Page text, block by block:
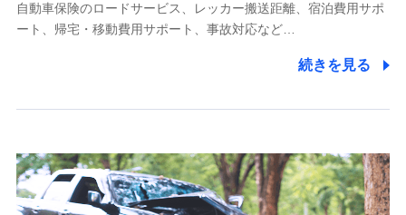
11.マイカー通勤管理クラウド並びに法人向けASPサー
をお送りするため
分析するため
当社の対応品質向上やお問い合わせ内容の正確な把握のため
個人情報保護管理者の職名、連絡先
自動車保険のロードサービス、レッカー搬送距離、宿泊費用サポ
ート、帰宅・移動費用サポート、事故対応など…
続きを見る